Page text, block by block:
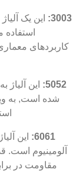
3003:
این یک
کاربردهای
5052:
این
شده است, به
6061:
این
آلومینیوم است.
مقاومت در